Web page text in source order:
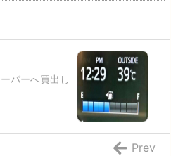
パーへ買出し
Prev